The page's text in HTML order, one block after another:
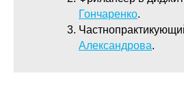
Гончаренко.
Александрова.